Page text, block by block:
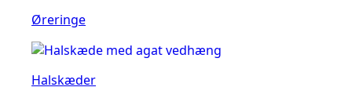
Øreringe
Halskæder